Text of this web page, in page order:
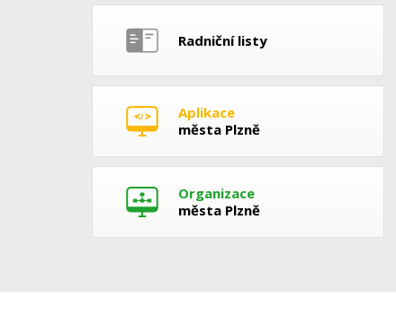
Radniční listy
Aplikace
města Plzně
Organizace
města Plzně